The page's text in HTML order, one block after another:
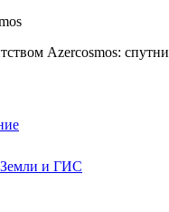
Azercosmos:
Земли и ГИС